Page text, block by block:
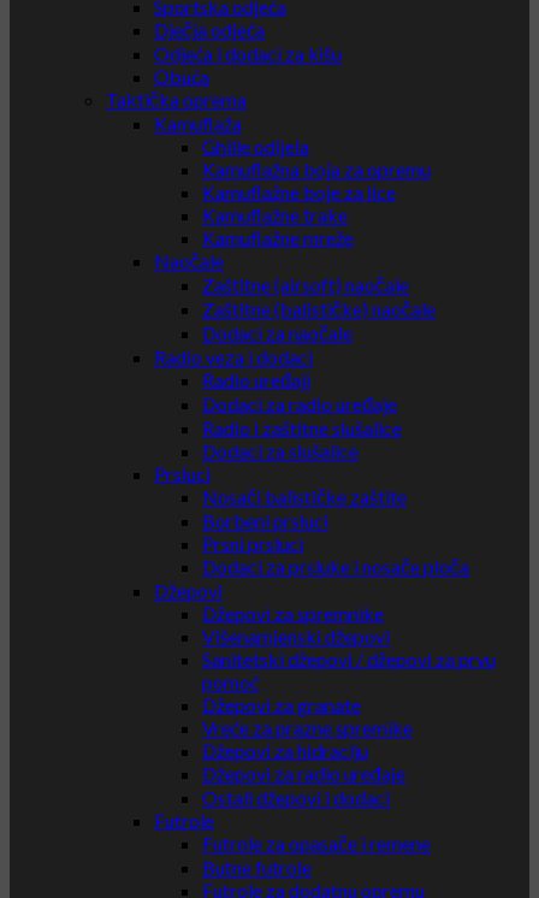
Sportska odjeća
Dječja odjeća
Odjeća i dodaci za kišu
Obuća
Taktička oprema
Kamuflaža
Ghille odijela
Kamuflažna boja za opremu
Kamuflažne boje za lice
Kamuflažne trake
Kamuflažne mreže
Naočale
Zaštitne (airsoft) naočale
Zaštitne (balističke) naočale
Dodaci za naočale
Radio veza i dodaci
Radio uređaji
Dodaci za radio uređaje
Radio i zaštitne slušalice
Dodaci za slušalice
Prsluci
Nosači balističke zaštite
Borbeni prsluci
Prsni prsluci
Dodaci za prsluke i nosače ploča
Džepovi
Džepovi za spremnike
Višenamjenski džepovi
Sanitetski džepovi / džepovi za prvu
pomoć
Džepovi za granate
Vreće za prazne spremike
Džepovi za hidraciju
Džepovi za radio uređaje
Ostali džepovi i dodaci
Futrole
Futrole za opasače i remene
Butne futrole
Futrole za dodatnu opremu